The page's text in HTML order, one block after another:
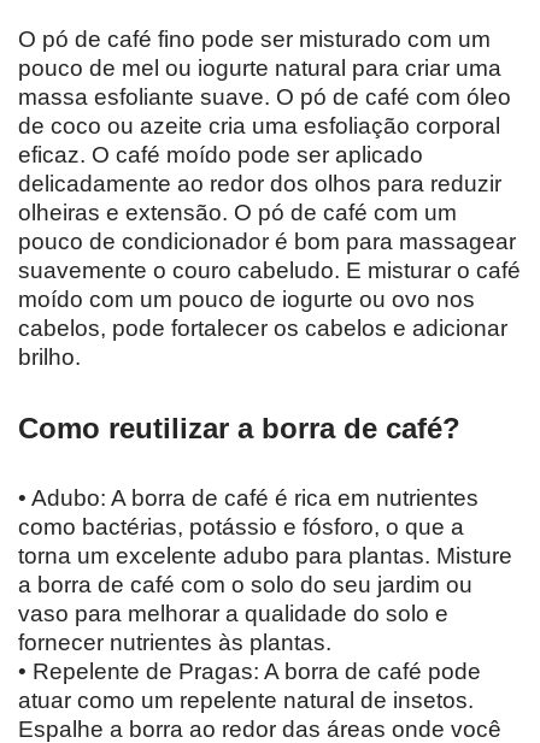
O pó de café fino pode ser misturado com um
pouco de mel ou iogurte natural para criar uma
massa esfoliante suave. O pó de café com óleo
de coco ou azeite cria uma esfoliação corporal
eficaz. O café moído pode ser aplicado
delicadamente ao redor dos olhos para reduzir
olheiras e extensão. O pó de café com um
pouco de condicionador é bom para massagear
suavemente o couro cabeludo. E misturar o café
moído com um pouco de iogurte ou ovo nos
cabelos, pode fortalecer os cabelos e adicionar
brilho.
Como reutilizar a borra de café?
• Adubo: A borra de café é rica em nutrientes
como bactérias, potássio e fósforo, o que a
torna um excelente adubo para plantas. Misture
a borra de café com o solo do seu jardim ou
vaso para melhorar a qualidade do solo e
fornecer nutrientes às plantas.
• Repelente de Pragas: A borra de café pode
atuar como um repelente natural de insetos.
Espalhe a borra ao redor das áreas onde você